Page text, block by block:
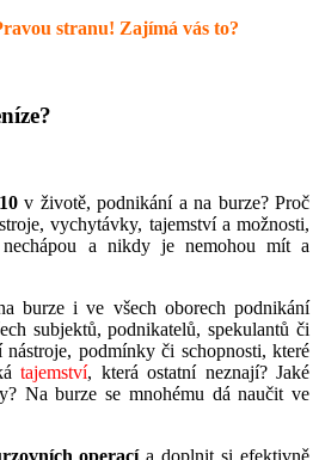
stranu! Zajímá vás to?
v životě, podnikání a na burze? Proč
vychytávky, tajemství a možnosti,
a nikdy je nemohou mít a
burze i ve všech oborech podnikání
subjektů, podnikatelů, spekulantů či
nástroje, podmínky či schopnosti, které
tajemství, která ostatní neznají? Jaké
Na burze se mnohému dá naučit ve
operacía doplnit si efektivně